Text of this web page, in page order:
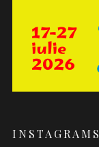
INSTAGRAMS